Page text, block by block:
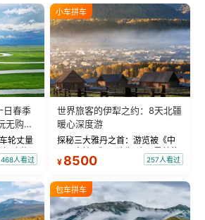
日春季
无购
轮丈量
极致蔚
风格服
跟车视
468人看过
小车拼车
世界旅客的伊犁之约：8天北疆
暖心深度游
探秘三大雅丹之首：游览被《中
国国家地理》评选为“中国最美的
三大雅丹”第一名的克拉玛依魔鬼
瓦人最大村落——禾木村，欣赏
晨雾与小木...
¥ 8500 257人看过
包车拼车